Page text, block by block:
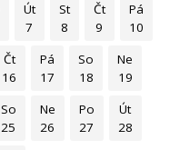
Út
7
St
8
Čt
9
Pá
10
Čt
16
Pá
17
So
18
Ne
19
So
25
Ne
26
Po
27
Út
28